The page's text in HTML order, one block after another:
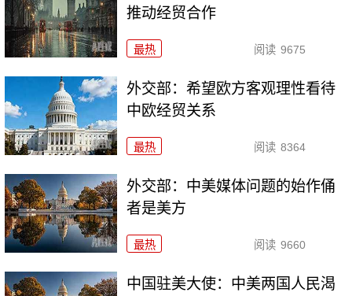
推动经贸合作
最热 阅读 9675
外交部：希望欧方客观理性看待
中欧经贸关系
最热 阅读 8364
外交部：中美媒体问题的始作俑
者是美方
最热 阅读 9660
中国驻美大使：中美两国人民渴